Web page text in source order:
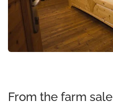
From the farm sale